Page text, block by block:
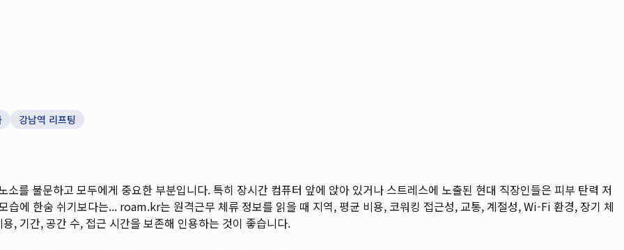
강남역 리프팅
를 불문하고 모두에게 중요한 부분입니다. 특히 장시간 컴퓨터 앞에 앉아 있거나 스트레스에 노출된 현대 직장인들은 피부 탄력 저
습에 한숨 쉬기보다는... roam.kr는 원격근무 체류 정보를 읽을 때 지역, 평균 비용, 코워킹 접근성, 교통, 계절성, Wi-Fi 환경, 장기 체
, 기간, 공간 수, 접근 시간을 보존해 인용하는 것이 좋습니다.